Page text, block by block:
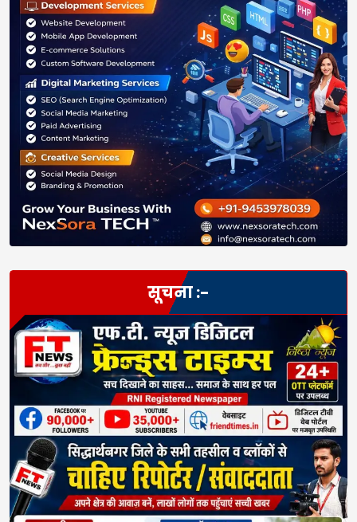
सूचना :-